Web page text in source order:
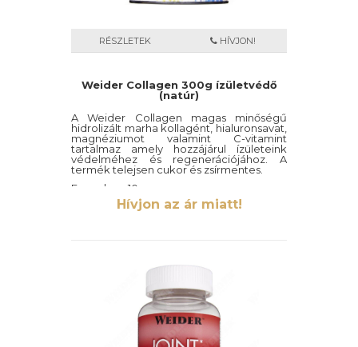
RÉSZLETEK HÍVJON!
Weider Collagen 300g ízületvédő
(natúr)
A Weider Collagen magas minőségű
hidrolizált marha kollagént, hialuronsavat,
magnéziumot valamint C-vitamint
tartalmaz amely hozzájárul ízületeink
védelméhez és regenerációjához. A
termék telejsen cukor és zsírmentes.
Egy adag= 10g
300g, natúr íz.Hívjon az ár miatt!